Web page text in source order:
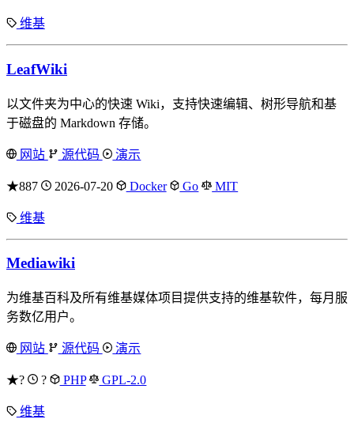
维基
LeafWiki
以文件夹为中心的快速 Wiki，支持快速编辑、树形导航和基
于磁盘的 Markdown 存储。
网站 源代码 演示
★887 2026-07-20 Docker Go MIT
维基
Mediawiki
为维基百科及所有维基媒体项目提供支持的维基软件，每月服
务数亿用户。
网站 源代码 演示
★? ? PHP GPL-2.0
维基